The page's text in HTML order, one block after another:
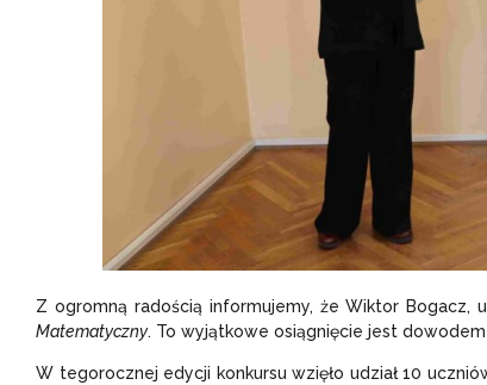
Z ogromną radością informujemy, że Wiktor Bogacz,
Matematyczny. To wyjątkowe osiągnięcie jest
W tegorocznej edycji konkursu wzięło udział 10